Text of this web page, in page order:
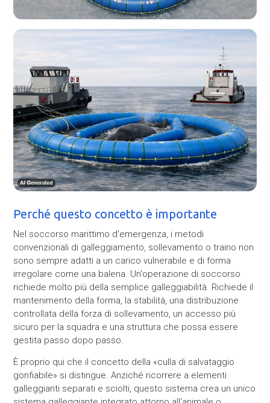
Perché questo concetto è importante
Nel soccorso marittimo d'emergenza, i metodi
convenzionali di galleggiamento, sollevamento o traino non
sono sempre adatti a un carico vulnerabile e di forma
irregolare come una balena. Un'operazione di soccorso
richiede molto più della semplice galleggiabilità. Richiede il
mantenimento della forma, la stabilità, una distribuzione
controllata della forza di sollevamento, un accesso più
sicuro per la squadra e una struttura che possa essere
gestita passo dopo passo.
È proprio qui che il concetto della «culla di salvataggio
gonfiabile» si distingue. Anziché ricorrere a elementi
galleggianti separati e sciolti, questo sistema crea un unico